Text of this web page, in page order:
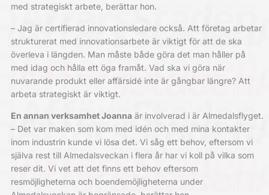
med strategiskt arbete, berättar hon.
– Jag är certifierad innovationsledare också. Att företag arbetar
strukturerat med innovationsarbete är viktigt för att de ska
överleva i längden. Man måste både göra det man håller på
med idag och hålla ett öga framåt. Vad ska vi göra när
nuvarande produkt eller affärsidé inte är gångbar längre? Att
arbeta strategiskt är viktigt.
En annan verksamhetJoannaär involverad i är Almedalsflyget.
– Det var maken som kom med idén och med mina kontakter
inom industrin kunde vi lösa det. Vi såg ett behov, eftersom vi
själva rest till Almedalsveckan i flera år har vi koll på vilka som
reser dit. Vi vet att det finns ett behov eftersom
resmöjligheterna och boendemöjligheterna under